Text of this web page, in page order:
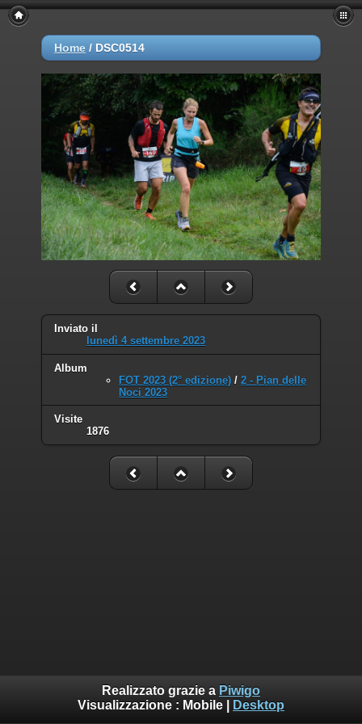
Home / DSC0514
Inviato il
lunedì 4 settembre 2023
Album
FOT 2023 (2° edizione) / 2 - Pian delle
Noci 2023
Visite
1876
Realizzato grazie a Piwigo
Visualizzazione : Mobile Desktop